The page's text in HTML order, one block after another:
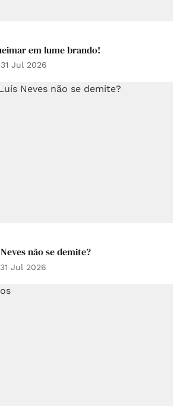
em lume brando!
31 Jul 2026
não se demite?
31 Jul 2026